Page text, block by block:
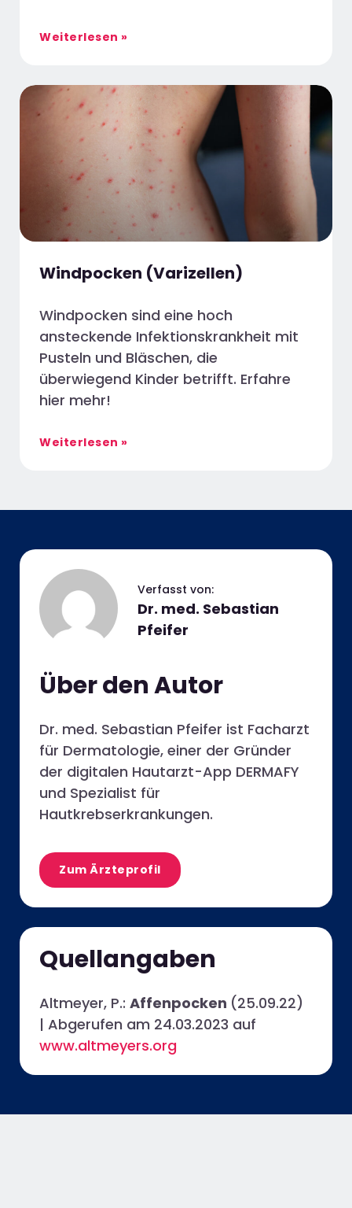
Weiterlesen »
Windpocken (Varizellen)
Windpocken sind eine hoch
ansteckende Infektionskrankheit mit
Pusteln und Bläschen, die
überwiegend Kinder betrifft. Erfahre
hier mehr!
Weiterlesen »
Dr. med. Sebastian
Pfeifer
Über den Autor
Dr. med. Sebastian Pfeifer ist Facharzt
für Dermatologie, einer der Gründer
der digitalen Hautarzt-App DERMAFY
und Spezialist für
Hautkrebserkrankungen.
Zum Ärzteprofil
Quellangaben
Altmeyer, P.: Affenpocken (25.09.22)
| Abgerufen am 24.03.2023 auf
www.altmeyers.org